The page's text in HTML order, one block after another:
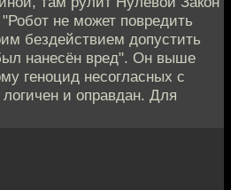
не может повредить
бездействием допустить
нанесён вред". Он выше
геноцид несогласных с
и оправдан. Для